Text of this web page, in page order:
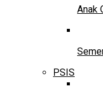
Anak
PSIS